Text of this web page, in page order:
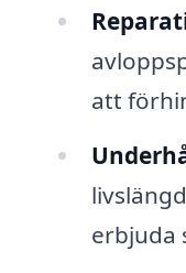
att
erbjuda